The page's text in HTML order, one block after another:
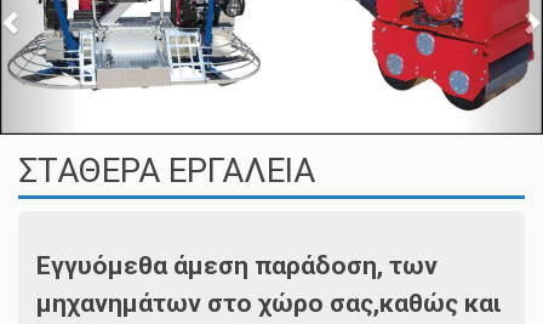
ΣΤΑΘΕΡΑ ΕΡΓΑΛΕΙΑ
Εγγυόμεθα άμεση παράδοση, των
μηχανημάτων στο χώρο σας,καθώς και